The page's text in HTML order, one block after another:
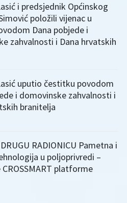
i predsjednik Općinskog
položili vijenac u
Dana pobjede i
zahvalnosti i Dana hrvatskih
uputio čestitku povodom
i domovinske zahvalnosti i
branitelja
RADIONICU Pametna i
u poljoprivredi –
platforme